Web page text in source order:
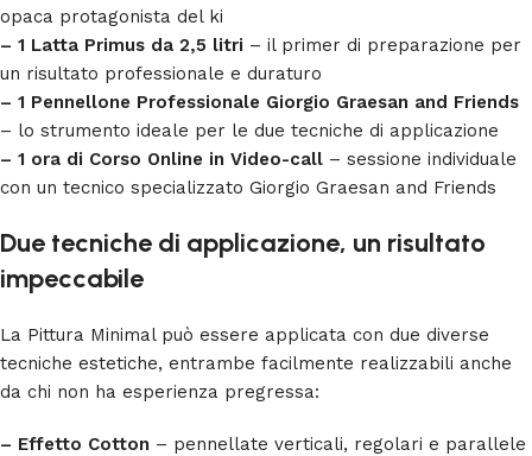
opaca protagonista del ki
– 1 Latta Primus da 2,5 litri – il primer di preparazione per
un risultato professionale e duraturo
– 1 Pennellone Professionale Giorgio Graesan and Friends
– lo strumento ideale per le due tecniche di applicazione
– 1 ora di Corso Online in Video-call – sessione individuale
con un tecnico specializzato Giorgio Graesan and Friends
Due tecniche di applicazione, un risultato
impeccabile
La Pittura Minimal può essere applicata con due diverse
tecniche estetiche, entrambe facilmente realizzabili anche
da chi non ha esperienza pregressa:
– Effetto Cotton – pennellate verticali, regolari e parallele